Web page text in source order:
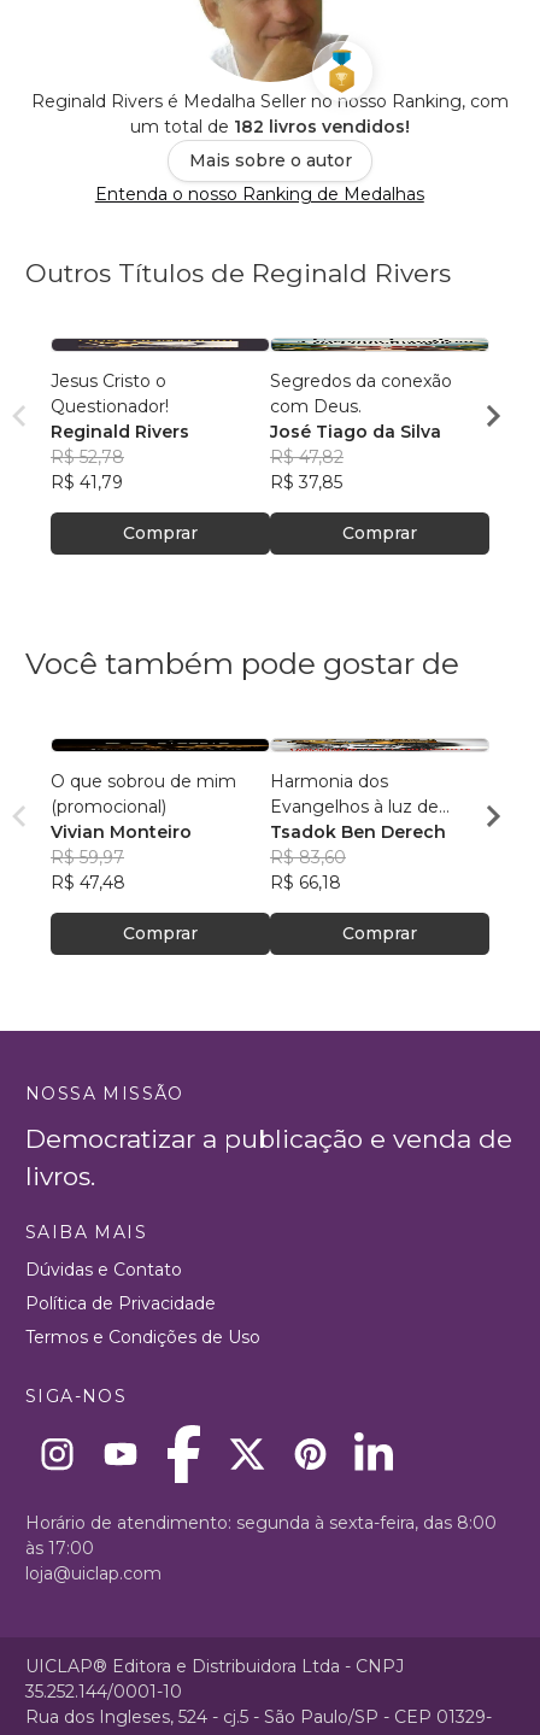
Reginald Rivers é Medalha Seller no nosso Ranking, com
um total de 182 livros vendidos!
Mais sobre o autor
Entenda o nosso Ranking de Medalhas
Outros Títulos de Reginald Rivers
Jesus Cristo o
Questionador!
Reginald Rivers
R$ 52,78
R$ 41,79
Comprar
Segredos da conexão
com Deus.
José Tiago da Silva
R$ 47,82
R$ 37,85
Comprar
José
R$
Você também pode gostar de
O que sobrou de mim
(promocional)
Vivian Monteiro
R$ 59,97
R$ 47,48
Comprar
Harmonia dos
Evangelhos à luz de
manuscritos aramaicos e
da cultura judaica
Tsadok Ben Derech
R$ 83,60
R$ 66,18
Comprar
R$
NOSSA MISSÃO
Democratizar a publicação e venda de
livros.
SAIBA MAIS
Dúvidas e Contato
Política de Privacidade
Termos e Condições de Uso
SIGA-NOS
Horário de atendimento: segunda à sexta-feira, das 8:00
às 17:00
loja@uiclap.com
UICLAP® Editora e Distribuidora Ltda - CNPJ
35.252.144/0001-10
Rua dos Ingleses, 524 - cj.5 - São Paulo/SP - CEP 01329-